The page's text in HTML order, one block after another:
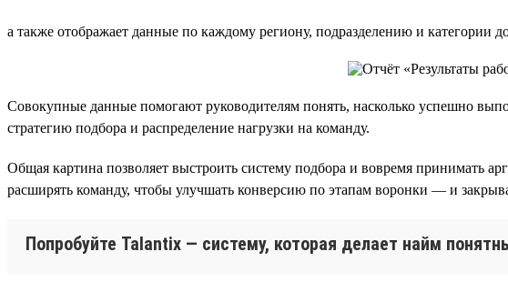
а также отображает данные по каждому региону, подразделению и категории
Совокупные данные помогают руководителям понять, насколько успешно
стратегию подбора и распределение нагрузки на команду.
Общая картина позволяет выстроить систему подбора и вовремя принимать
расширять команду, чтобы улучшать конверсию по этапам воронки — и
Попробуйте Talantix — систему, которая делает найм